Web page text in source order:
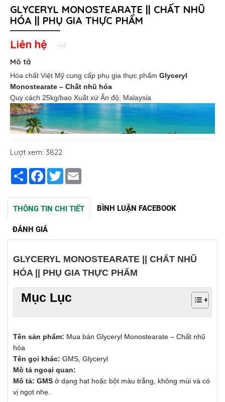
GLYCERYL MONOSTEARATE || CHẤT NHŨ
HÓA || PHỤ GIA THỰC PHẨM
Liên hệ
0đ
Mô tả
Hóa chất Việt Mỹ cung cấp phụ gia thực phẩm Glyceryl
Monostearate – Chất nhũ hóa
Quy cách 25kg/bao Xuất xứ Ấn độ, Malaysia
Lượt xem: 3822
ShareFacebook
Twitter
THÔNG TIN CHI TIẾT BÌNH LUẬN FACEBOOK
ĐÁNH GIÁ
GLYCERYL MONOSTEARATE || CHẤT NHŨ
HÓA || PHỤ GIA THỰC PHẨM
Mục Lục
Tên sản phẩm: Mua bán Glyceryl Monostearate – Chất nhũ
hóa
Tên gọi khác: GMS, Glyceryl
Mô tả ngoại quan:
Mô tả: GMS ở dạng hạt hoặc bột màu trắng, không mùi và có
vị ngọt nhẹ.